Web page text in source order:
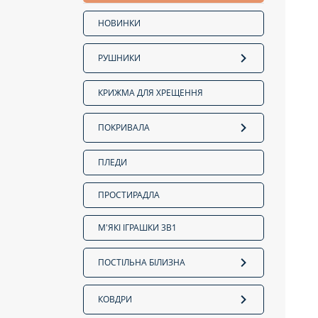
НОВИНКИ
РУШНИКИ
КРИЖМА ДЛЯ ХРЕЩЕННЯ
ПОКРИВАЛА
ПЛЕДИ
ПРОСТИРАДЛА
М'ЯКІ ІГРАШКИ 3В1
ПОСТІЛЬНА БІЛИЗНА
КОВДРИ